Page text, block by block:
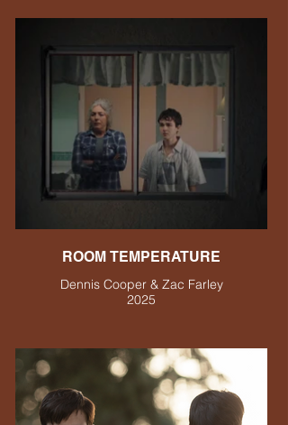
ROOM TEMPERATURE
Dennis Cooper & Zac Farley
2025